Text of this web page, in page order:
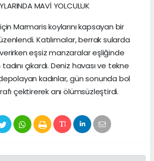
MAVİ YOLCULUK
Marmaris koylarını kapsayan bir
Katılımcılar, berrak sularda
eşsiz manzaralar eşliğinde
çıkardı. Deniz havası ve tekne
kadınlar, gün sonunda bol
çektirerek anı ölümsüzleştirdi.